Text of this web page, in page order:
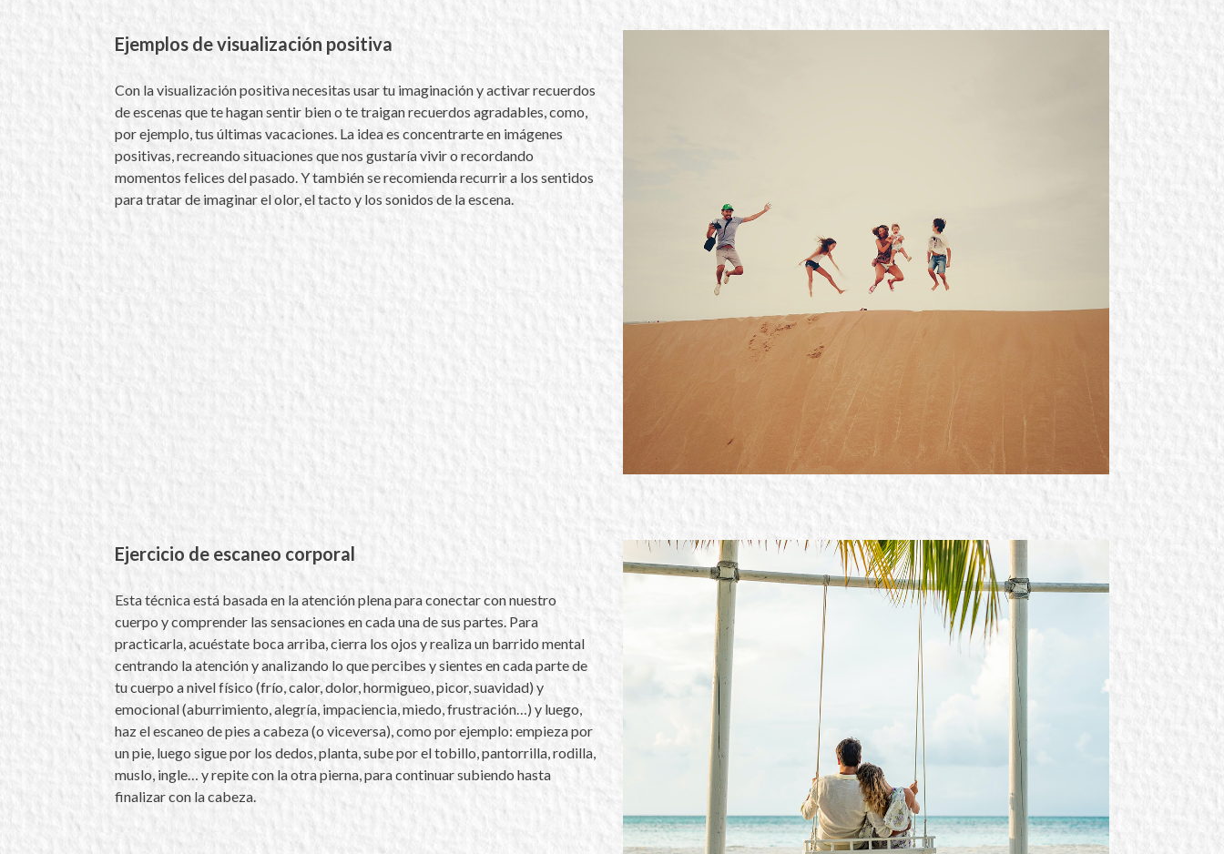
Ejemplos de visualización positiva
Con la visualización positiva necesitas usar tu imaginación y activar recuerdos
de escenas que te hagan sentir bien o te traigan recuerdos agradables, como,
por ejemplo, tus últimas vacaciones. La idea es concentrarte en imágenes
positivas, recreando situaciones que nos gustaría vivir o recordando
momentos felices del pasado. Y también se recomienda recurrir a los sentidos
para tratar de imaginar el olor, el tacto y los sonidos de la escena.
Ejercicio de escaneo corporal
Esta técnica está basada en la atención plena para conectar con nuestro
cuerpo y comprender las sensaciones en cada una de sus partes. Para
practicarla, acuéstate boca arriba, cierra los ojos y realiza un barrido mental
centrando la atención y analizando lo que percibes y sientes en cada parte de
tu cuerpo a nivel físico (frío, calor, dolor, hormigueo, picor, suavidad) y
emocional (aburrimiento, alegría, impaciencia, miedo, frustración…) y luego,
haz el escaneo de pies a cabeza (o viceversa), como por ejemplo: empieza por
un pie, luego sigue por los dedos, planta, sube por el tobillo, pantorrilla, rodilla,
muslo, ingle… y repite con la otra pierna, para continuar subiendo hasta
finalizar con la cabeza.